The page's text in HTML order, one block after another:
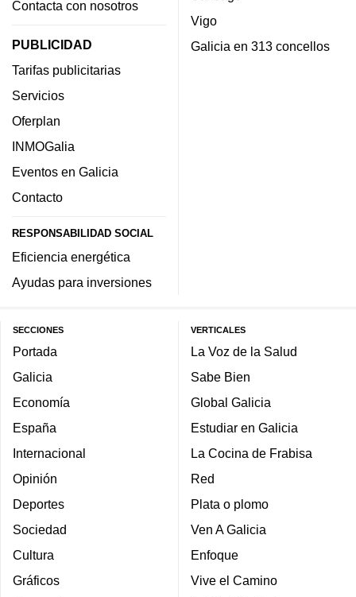
Contacta con nosotros
PUBLICIDAD
Tarifas publicitarias
Servicios
Oferplan
INMOGalia
Eventos en Galicia
Contacto
RESPONSABILIDAD SOCIAL
Eficiencia energética
Ayudas para inversiones
Vigo
Galicia en 313 concellos
SECCIONES
Portada
Galicia
Economía
España
Internacional
Opinión
Deportes
Sociedad
Cultura
Gráficos
VERTICALES
La Voz de la Salud
Sabe Bien
Global Galicia
Estudiar en Galicia
La Cocina de Frabisa
Red
Plata o plomo
Ven A Galicia
Enfoque
Vive el Camino